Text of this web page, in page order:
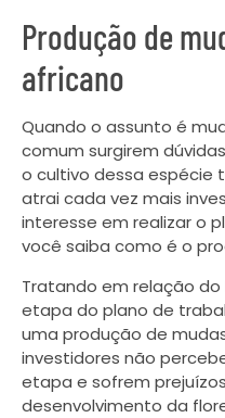
Produção de
africano
Quando o assunto é
comum surgirem
o cultivo dessa espécie
atrai cada vez mais
interesse em realizar o
você saiba como é o
Tratando em relação do
etapa do plano de
uma produção de
investidores não
etapa e sofrem
desenvolvimento da